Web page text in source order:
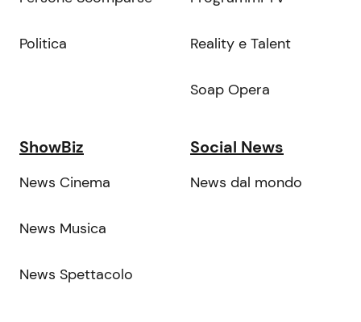
Politica Reality e Talent
Soap Opera
ShowBiz
News Cinema
News Musica
News Spettacolo
Social News
News dal mondo